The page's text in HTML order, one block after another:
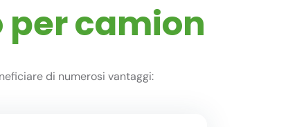
per camion
di numerosi vantaggi: